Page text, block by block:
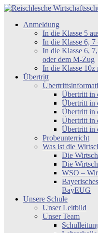
Zum
springen
Reischlesche
Wirtschaftsschule
Anmeldung
In die Klasse 5
In die Klasse 6, 7
In die Klasse 6,
oder dem M-Zug
In die Klasse 10z
Übertritt
Übertritt in
Übertritt in
Übertritt in
Übertritt in
Übertritt in
Probeunterricht
Was ist die
Die
Die
WSO –
BayEUG
Unsere Schule
Unser Leitbild
Unser Team